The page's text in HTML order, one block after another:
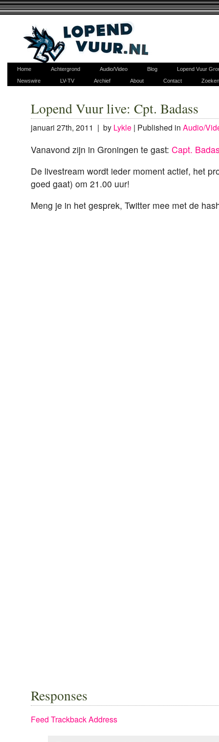
Home Achtergrond Audio/Video Blog
Lopend Vuur
Newswire
LV-TV Archief About Contact Zoeken
Lopend Vuur live: Cpt. Badass
januari 27th, 2011 | by Lykle | Published in Audio/
Vanavond zijn in Groningen te gast: Capt.
De livestream wordt ieder moment actief, het
goed gaat) om 21.00 uur!
Meng je in het gesprek, Twitter mee met de
Responses
Feed Trackback Address